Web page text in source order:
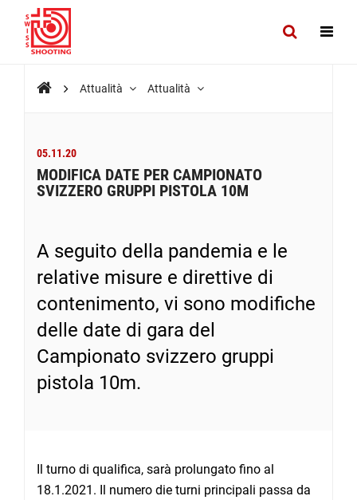
Attualità Attualità
05.11.20
MODIFICA DATE PER CAMPIONATO
SVIZZERO GRUPPI PISTOLA 10M
A seguito della pandemia e le
relative misure e direttive di
contenimento, vi sono modifiche
delle date di gara del
Campionato svizzero gruppi
pistola 10m.
Il turno di qualifica, sarà prolungato fino al
18.1.2021. Il numero die turni principali passa da